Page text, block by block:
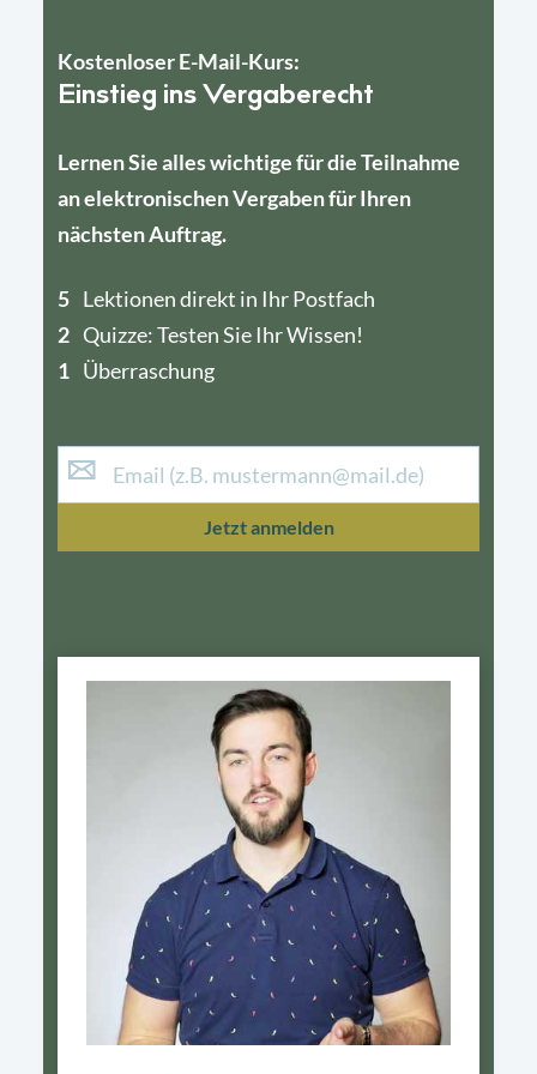
Kostenloser E-Mail-Kurs:
Einstieg ins Vergaberecht
Lernen Sie alles wichtige für die Teilnahme
an elektronischen Vergaben für Ihren
nächsten Auftrag.
5 Lektionen direkt in Ihr Postfach
2 Quizze: Testen Sie Ihr Wissen!
1 Überraschung
4
1
Jetzt anmelden